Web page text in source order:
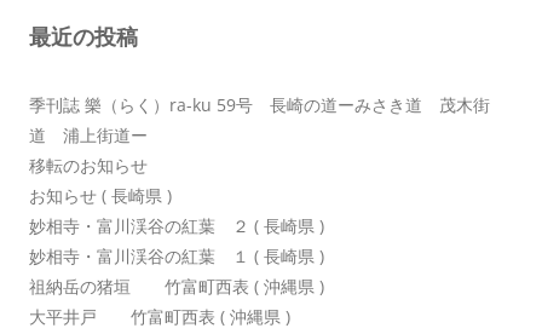
ョ
最近の投稿
季刊誌 樂（らく）ra-ku 59号 長崎の道ーみさき道 茂木街
道 浦上街道ー
移転のお知らせ
お知らせ ( 長崎県 )
妙相寺・富川渓谷の紅葉 ２ ( 長崎県 )
妙相寺・富川渓谷の紅葉 １ ( 長崎県 )
祖納岳の猪垣 竹富町西表 ( 沖縄県 )
大平井戸 竹富町西表 ( 沖縄県 )